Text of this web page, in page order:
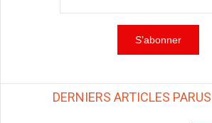
DERNIERS ARTICLES PARUS